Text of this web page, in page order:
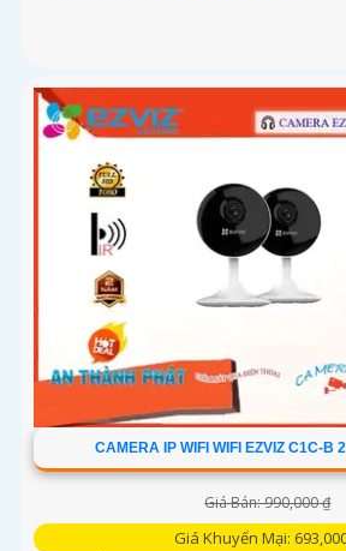
CAMERA IP WIFI WIFI EZVIZ C1C-B
Giá Bán: 990,000 ₫
Giá Khuyến Mại: